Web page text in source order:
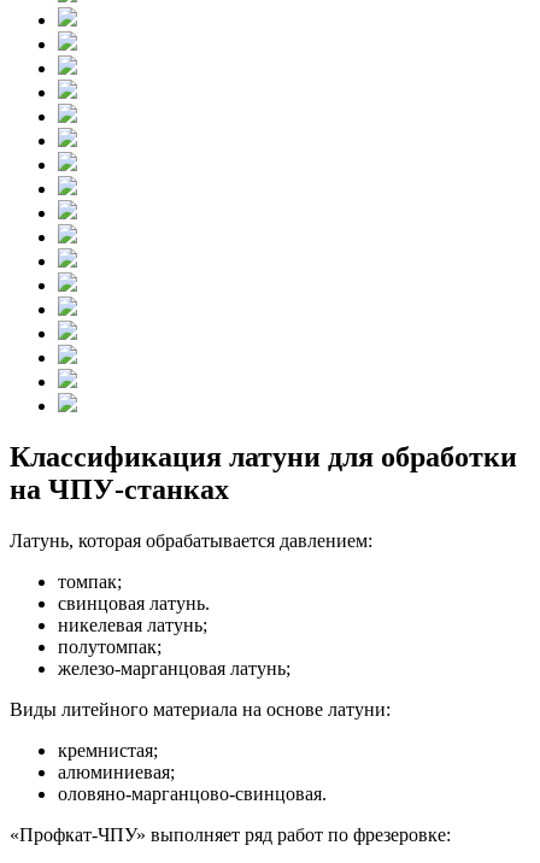
Классификация латуни для обработки
на ЧПУ-станках
Латунь, которая обрабатывается давлением:
томпак;
свинцовая латунь.
никелевая латунь;
полутомпак;
железо-марганцовая латунь;
Виды литейного материала на основе латуни:
кремнистая;
алюминиевая;
оловяно-марганцово-свинцовая.
«Профкат-ЧПУ» выполняет ряд работ по фрезеровке: